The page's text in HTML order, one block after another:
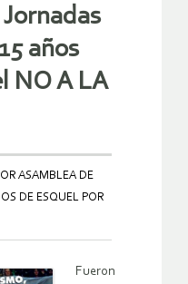
años
NO A LA
ASAMBLEA DE
DE ESQUEL POR
Fueron